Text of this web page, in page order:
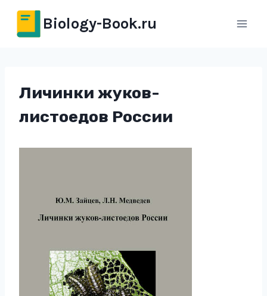
Перейти
содержимому
Biology-Book.ru
Личинки жуков-
листоедов России